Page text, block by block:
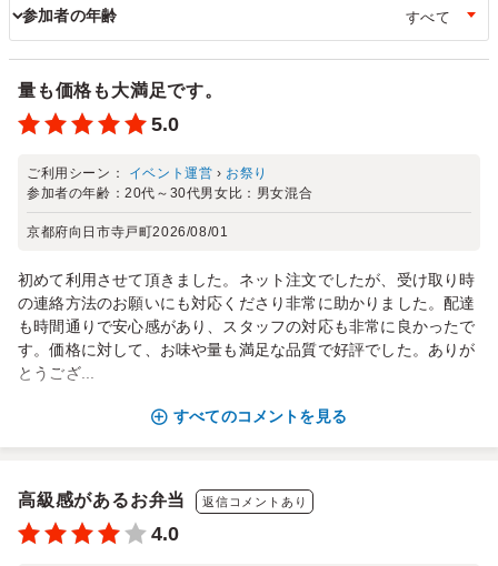
参加者の年齢
量も価格も大満足です。
5.0
ご利用シーン： イベント運営 › お祭り
参加者の年齢：20代～30代男女比： 男女混合
京都府向日市寺戸町2026/08/01
初めて利用させて頂きました。ネット注文でしたが、受け取り時
の連絡方法のお願いにも対応くださり非常に助かりました。配達
も時間通りで安心感があり、スタッフの対応も非常に良かったで
す。価格に対して、お味や量も満足な品質で好評でした。ありが
とうござ...
すべてのコメントを見る
高級感があるお弁当 返信コメントあり
4.0